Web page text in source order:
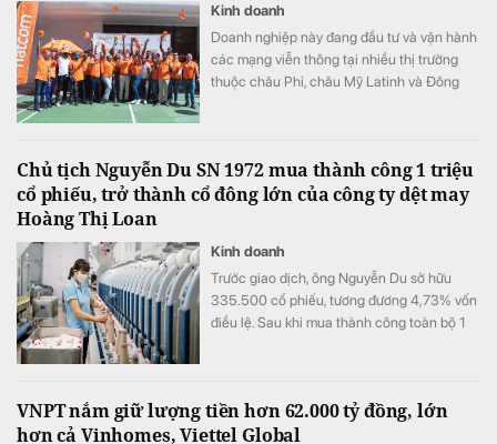
Kinh doanh
Doanh nghiệp này đang đầu tư và vận hành
các mạng viễn thông tại nhiều thị trường
thuộc châu Phi, châu Mỹ Latinh và Đông
Chủ tịch Nguyễn Du SN 1972 mua thành công 1 triệu
cổ phiếu, trở thành cổ đông lớn của công ty dệt may
Hoàng Thị Loan
Kinh doanh
Trước giao dịch, ông Nguyễn Du sở hữu
335.500 cổ phiếu, tương đương 4,73% vốn
điều lệ. Sau khi mua thành công toàn bộ 1
VNPT nắm giữ lượng tiền hơn 62.000 tỷ đồng, lớn
hơn cả Vinhomes, Viettel Global